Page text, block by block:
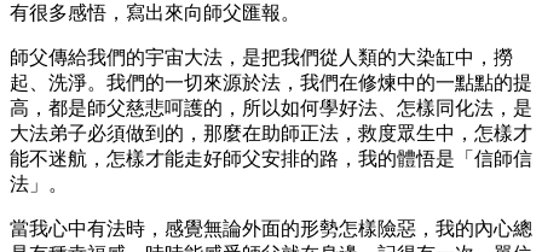
有很多感悟，寫出來向師父匯報。
師父傳給我們的宇宙大法，是把我們從人類的大染缸中，撈
起、洗淨。我們的一切來源於法，我們在修煉中的一點點的提
高，都是師父慈悲呵護的，所以如何學好法、怎樣同化法，是
大法弟子必須做到的，那麼在助師正法，救度眾生中，怎樣才
能不迷航，怎樣才能走好師父安排的路，我的體悟是「信師信
法」。
當我心中有法時，感覺無論外面的形勢怎樣險惡，我的內心總